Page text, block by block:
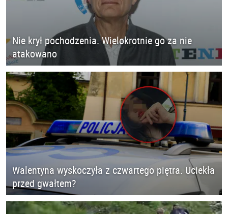
Nie krył pochodzenia. Wielokrotnie go za nie
atakowano
Walentyna wyskoczyła z czwartego piętra. Uciekła
przed gwałtem?